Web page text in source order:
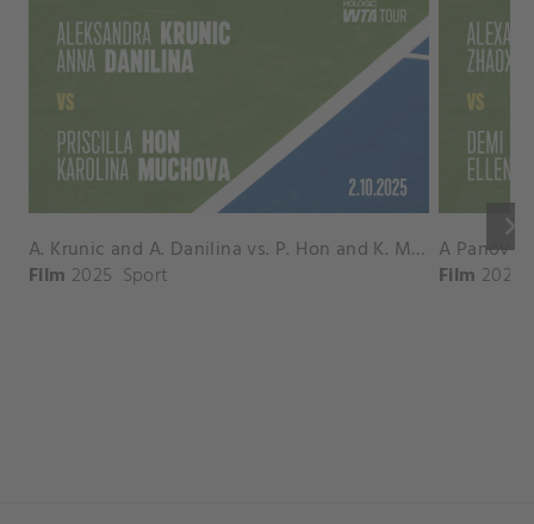
keyboard_arrow_right
A. Krunic and A. Danilina vs. P. Hon and K. Muchova Match Highlights - BEIJING_Capital Group Diamond ( October 02, 2025)
Film 2025 Sport Film 2026